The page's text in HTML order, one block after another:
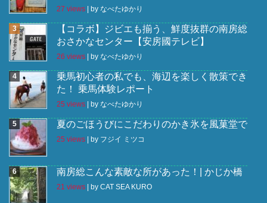
27 views by なべたゆかり
【コラボ】ジビエも揃う、鮮度抜群の南房総
おさかなセンター【安房國テレビ】
26 views by なべたゆかり
乗馬初心者の私でも、海辺を楽しく散策でき
た！ 乗馬体験レポート
25 views by なべたゆかり
夏のごほうびにこだわりのかき氷を風菓堂で
25 views by フジイ ミツコ
南房総こんな素敵な所があった！| かじか橋
21 views by CAT SEA KURO